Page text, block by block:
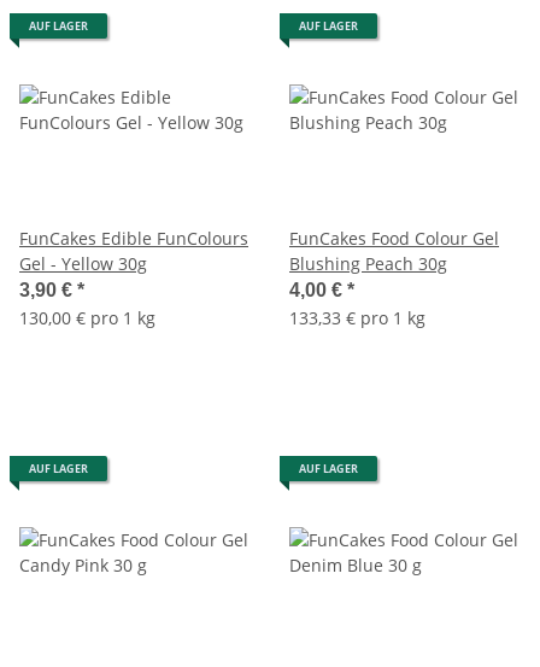
AUF LAGER
FunCakes Edible FunColours
Gel - Yellow 30g
3,90 € *
130,00 € pro 1 kg
AUF LAGER
FunCakes Food Colour Gel
Blushing Peach 30g
4,00 € *
133,33 € pro 1 kg
AUF LAGER AUF LAGER